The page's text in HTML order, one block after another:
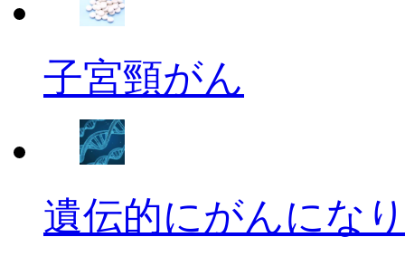
子宮頸がん
遺伝的にがんにな